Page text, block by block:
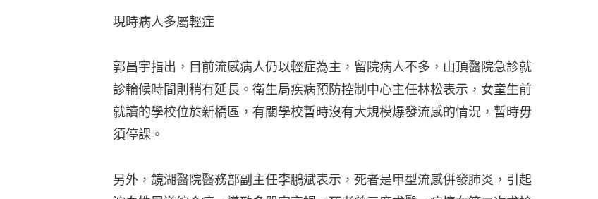
現時病人多屬輕症
郭昌宇指出，目前流感病人仍以輕症為主，留院病人不多，山頂醫院急診就
診輪候時間則稍有延長。衛生局疾病預防控制中心主任林松表示，女童生前
就讀的學校位於新橋區，有關學校暫時沒有大規模爆發流感的情況，暫時毋
須停課。
另外，鏡湖醫院醫務部副主任李鵬斌表示，死者是甲型流感併發肺炎，引起